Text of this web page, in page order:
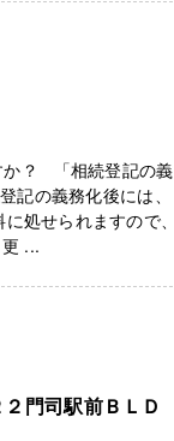
か？ 「相続登記の義
記の義務化後には、
処せられますので、
...
門司駅前ＢＬＤ